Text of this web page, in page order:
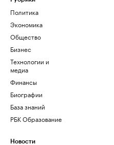
Политика
Экономика
Общество
Бизнес
Технологии и
медиа
Финансы
Биографии
База знаний
РБК Образование
Новости